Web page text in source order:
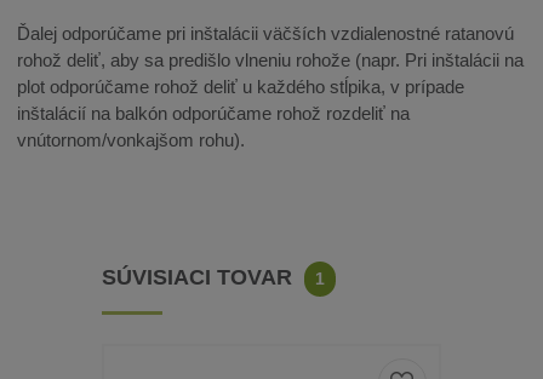
Ďalej odporúčame pri inštalácii väčších vzdialenostné ratanovú
rohož deliť, aby sa predišlo vlneniu rohože (napr. Pri inštalácii na
plot odporúčame rohož deliť u každého stĺpika, v prípade
inštalácií na balkón odporúčame rohož rozdeliť na
vnútornom/vonkajšom rohu).
SÚVISIACI TOVAR 1